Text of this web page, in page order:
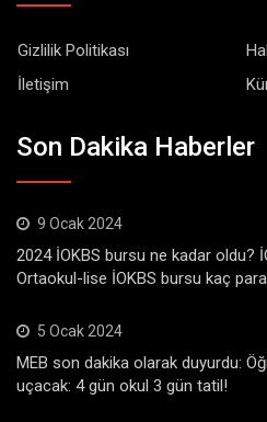
Gizlilik Politikası
İletişim
Son Dakika Haberler
9 Ocak 2024
2024 İOKBS bursu ne kadar oldu?
Ortaokul-lise İOKBS bursu kaç
5 Ocak 2024
MEB son dakika olarak duyurdu:
uçacak: 4 gün okul 3 gün tatil!